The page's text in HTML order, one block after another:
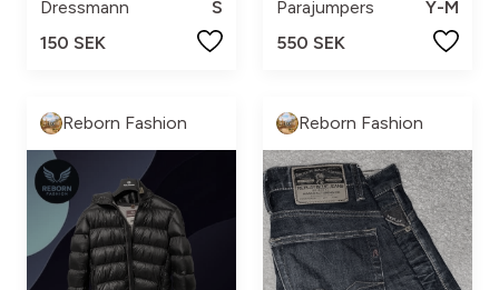
Dressmann
S
150 SEK
Parajumpers
Y-M
550 SEK
Reborn Fashion Reborn Fashion